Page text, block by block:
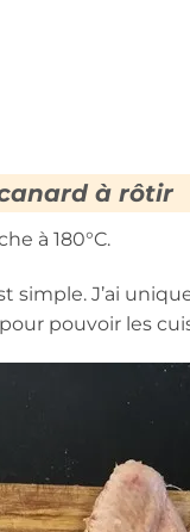
à rôtir
à 180°C.
simple. J’ai
pouvoir les